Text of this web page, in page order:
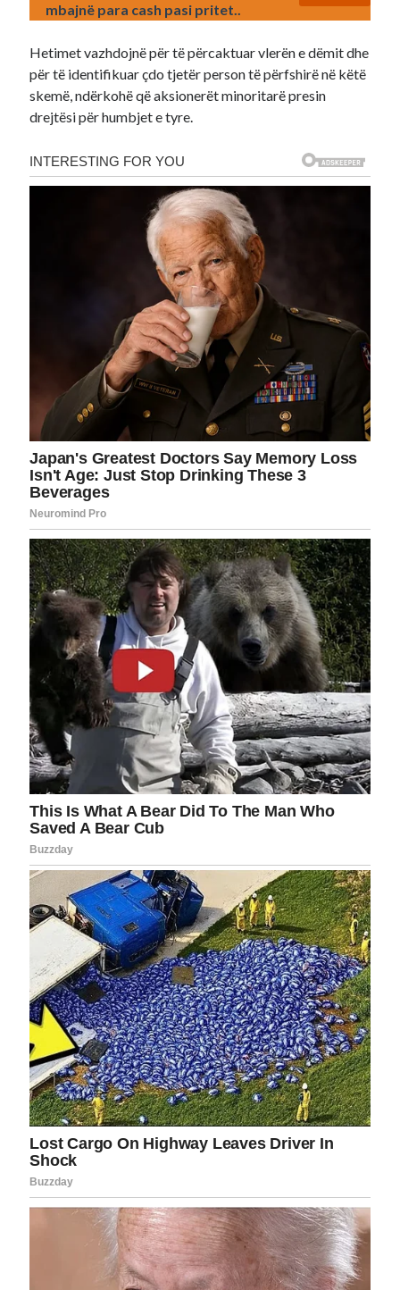
mbajnë para cash pasi pritet..
Hetimet vazhdojnë për të përcaktuar vlerën e dëmit dhe
për të identifikuar çdo tjetër person të përfshirë në këtë
skemë, ndërkohë që aksionerët minoritarë presin
drejtësi për humbjet e tyre.